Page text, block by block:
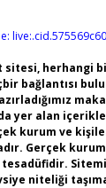
sitesi, herhangi
bağlantısı
yer alan
kurum ve
Gerçek
niteliği